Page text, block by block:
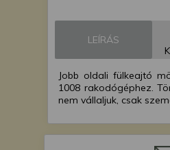
LEÍRÁS
Jobb oldali fülkeajtó
1008 rakodógéphez.
nem vállaljuk, csak
adatkezelés ellen. A
a weboldalra
webhelyre visszatérve
adatvédelmi
bármikor
beállításait.